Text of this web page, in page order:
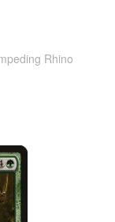
Rhino